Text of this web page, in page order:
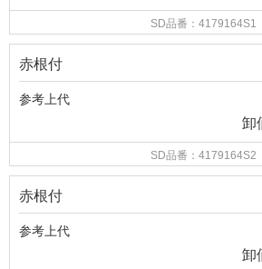
SD品番：4179164S1
赤根付
参考上代
卸
SD品番：4179164S2
赤根付
参考上代
卸